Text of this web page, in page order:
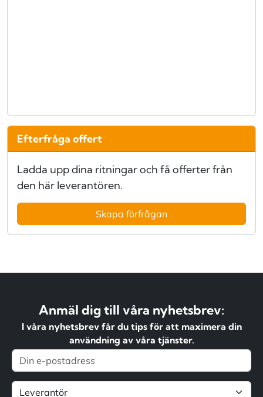
Efterfråga offert
Ladda upp dina ritningar och få offerter från
den här leverantören.
Skapa förfrågan
Anmäl dig till våra nyhetsbrev:
I våra nyhetsbrev får du tips för att maximera din
användning av våra tjänster.